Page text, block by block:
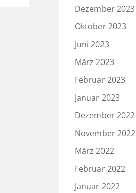
Dezember 2023
Oktober 2023
Juni 2023
März 2023
Februar 2023
Januar 2023
Dezember 2022
November 2022
März 2022
Februar 2022
Januar 2022